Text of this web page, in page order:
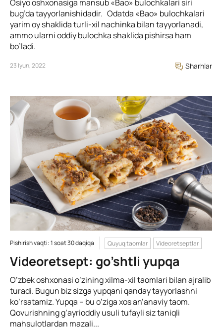
Osiyo oshxonasiga mansub «Bao» bulochkalari siri
bug’da tayyorlanishidadir. Odatda «Bao» bulochkalari
yarim oy shaklida turli-xil nachinka bilan tayyorlanadi,
ammo ularni oddiy bulochka shaklida pishirsa ham
bo’ladi.
23 Iyun, 2022 Sharhlar
Pishirish vaqti: 1 soat 30 daqiqa Quyuq taomlar Videoretseptlar
Videoretsept: go’shtli yupqa
O’zbek oshxonasi o’zining xilma-xil taomlari bilan ajralib
turadi. Bugun biz sizga yupqani qanday tayyorlashni
ko’rsatamiz. Yupqa – bu o’ziga xos an’anaviy taom.
Qovurishning g’ayrioddiy usuli tufayli siz taniqli
mahsulotlardan mazali...